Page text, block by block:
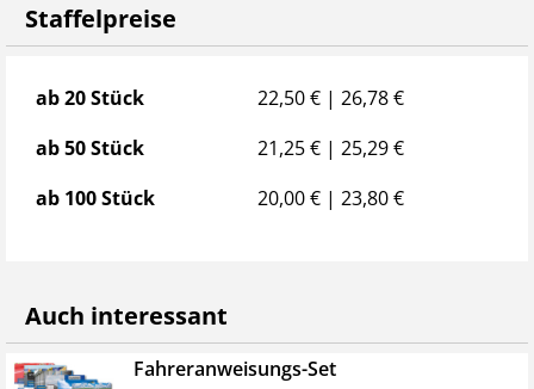
Staffelpreise
Staffelpreise
ab 20 Stück
22,50 € | 26,78 €
ab 50 Stück
21,25 € | 25,29 €
ab 100 Stück
20,00 € | 23,80 €
Auch interessant
Fahreranweisungs-Set